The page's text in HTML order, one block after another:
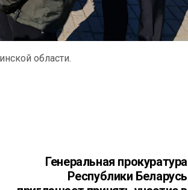
области.
Генеральная прокуратура
Республики Беларусь